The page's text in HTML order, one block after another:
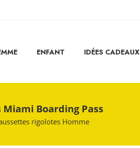
ENFANT IDÉES CADEAUX
Boarding Pass
rigolotes Homme